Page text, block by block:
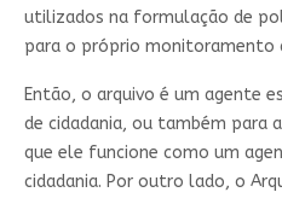
utilizados na formulação de
para o próprio monitoramento
Então, o arquivo é um agente
de cidadania, ou também para
que ele funcione como um
cidadania. Por outro lado, o